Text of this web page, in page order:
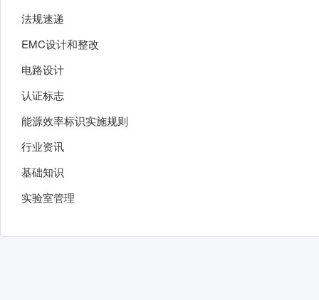
法规速递
EMC设计和整改
电路设计
认证标志
能源效率标识实施规则
行业资讯
基础知识
实验室管理